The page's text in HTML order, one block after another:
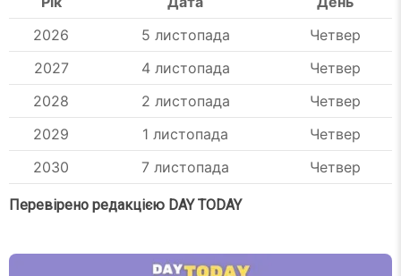
2026
5 листопада
Четвер
2027
4 листопада
Четвер
2028
2 листопада
Четвер
2029
1 листопада
Четвер
2030
7 листопада Четвер
Перевірено редакцією DAY TODAY